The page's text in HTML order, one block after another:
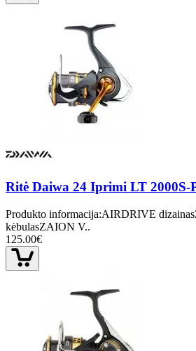
Ritė Daiwa 24 Iprimi LT 2000S-
Produkto informacija:AIRDRIVE
kėbulasZAION V..
125.00€